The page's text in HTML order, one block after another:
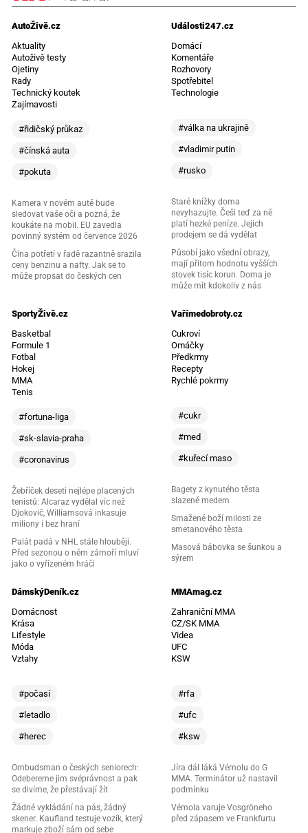
AutoŽivě.cz
Aktuality
Autoživě testy
Ojetiny
Rady
Technický koutek
Zajímavosti
#řidičský průkaz
#čínská auta
#pokuta
Kamera v novém autě bude
sledovat vaše oči a pozná, že
koukáte na mobil. EU zavedla
povinný systém od července 2026
Čína potřetí v řadě razantně srazila
ceny benzinu a nafty. Jak se to
může propsat do českých cen
Události247.cz
Domácí
Komentáře
Rozhovory
Spotřebitel
Technologie
#válka na ukrajině
#vladimir putin
#rusko
Staré knížky doma
nevyhazujte. Češi teď za ně
platí hezké peníze. Jejich
prodejem se dá vydělat
Působí jako všední obrazy,
mají přitom hodnotu vyšších
stovek tisíc korun. Doma je
může mít kdokoliv z nás
SportyŽivě.cz
Basketbal
Formule 1
Fotbal
Hokej
MMA
Tenis
#fortuna-liga
#sk-slavia-praha
#coronavirus
Žebříček deseti nejlépe placených
tenistů: Alcaraz vydělal víc než
Djokovič, Williamsová inkasuje
miliony i bez hraní
Palát padá v NHL stále hlouběji.
Před sezonou o něm zámoří mluví
jako o vyřízeném hráči
Vařímedobroty.cz
Cukroví
Omáčky
Předkrmy
Recepty
Rychlé pokrmy
#cukr
#med
#kuřecí maso
Bagety z kynutého těsta
slazené medem
Smažené boží milosti ze
smetanového těsta
Masová bábovka se šunkou a
sýrem
DámskýDeník.cz
Domácnost
Krása
Lifestyle
Móda
Vztahy
#počasí
#letadlo
#herec
Ombudsman o českých seniorech:
Odebereme jim svéprávnost a pak
se divíme, že přestávají žít
Žádné vykládání na pás, žádný
skener. Kaufland testuje vozík, který
markuje zboží sám od sebe
MMAmag.cz
Zahraniční MMA
CZ/SK MMA
Videa
UFC
KSW
#rfa
#ufc
#ksw
Jíra dál láká Vémolu do G
MMA. Terminátor už nastavil
podmínku
Vémola varuje Vosgröneho
před zápasem ve Frankfurtu